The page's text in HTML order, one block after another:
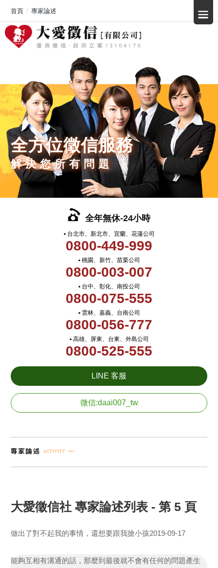
全方位徵信服務
解決您所有問題
全年無休-24小時
▪ 台北市、新北市、宜蘭、花蓮公司
0800-449-999
▪ 桃園、新竹、苗栗公司
0800-003-007
▪ 台中、彰化、南投公司
0800-075-555
▪ 雲林、嘉義、台南公司
0800-056-777
▪ 高雄、屏東、台東、外島公司
0800-525-555
LINE 客服
微信:daai007_tw
首頁 專家論述
大愛徵信社 專家論述列表 - 第 5 頁
做出了對不起我的事情，還想要跟我搶小孩2019-09-17
能夠互相有溝通的話，那麼到最後就不會有任何的問題產生